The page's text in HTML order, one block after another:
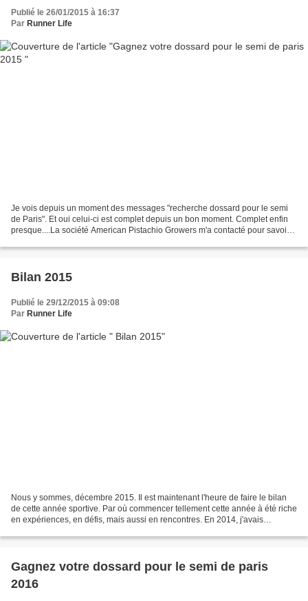
Publié le 26/01/2015 à 16:37
Par Runner Life
Je vois depuis un moment des messages "recherche dossard pour le semi
de Paris". Et oui celui-ci est complet depuis un bon moment. Complet enfin
presque....La société American Pistachio Growers m'a contacté pour savoir
Bilan 2015
Publié le 29/12/2015 à 09:08
Par Runner Life
Nous y sommes, décembre 2015. Il est maintenant l'heure de faire le bilan
de cette année sportive. Par où commencer tellement cette année à été riche
en expériences, en défis, mais aussi en rencontres. En 2014, j'avais
Gagnez votre dossard pour le semi de paris
2016